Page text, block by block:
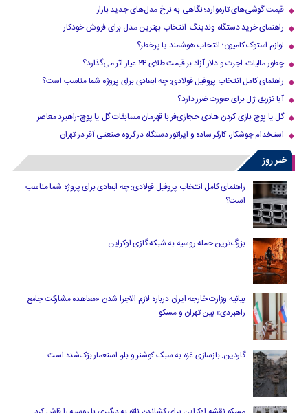
قیمت گوشی‌های تازه‌وارد؛ نگاهی به نرخ مدل‌های جدید بازار
راهنمای خرید دستگاه وندینگ: انتخاب بهترین مدل برای فروش خودکار
لوازم استوک کامیون؛ انتخاب هوشمند یا پرخطر؟
چطور مالیات، اجرت و دلار آزاد بر قیمت طلای ۲۴ عیار اثر می‌گذارد؟
راهنمای کامل انتخاب پروفیل فولادی: چه ابعادی برای پروژه شما مناسب است؟
آیا تزریق ژل برای صورت ضرر دارد​؟
گل یا پوچ بازی کردن هادی حجازی‌فر با قهرمان مسابقات گل یا پوچ-راهبرد معاصر
استخدام جوشکار، کارگر ساده و اپراتور دستگاه در گروه صنعتی آفر در تهران
خبر روز
راهنمای کامل انتخاب پروفیل فولادی: چه ابعادی برای پروژه شما مناسب
است؟
بزرگ‌ترین حمله روسیه به شبکه گازی اوکراین
بیانیه وزارت خارجه ایران درباره لازم‌ الاجرا شدن «معاهده مشارکت جامع
راهبردی» بین تهران و مسکو
گاردین: بازسازی غزه به سبک کوشنر و بلر، استعمار بزک‌شده است